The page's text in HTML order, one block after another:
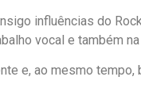
influências do
vocal e também
e, ao mesmo